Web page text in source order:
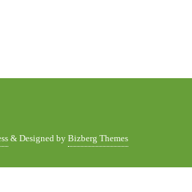
& Designed by Bizberg Themes